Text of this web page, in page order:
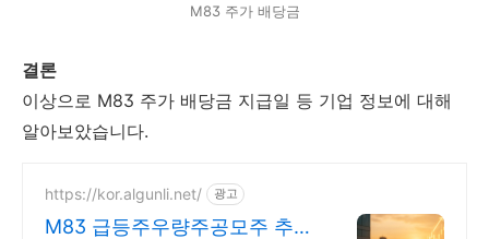
M83 주가 배당금
결론
이상으로 M83 주가 배당금 지급일 등 기업 정보에 대해
알아보았습니다.
https://kor.algunli.net/ 광고
M83 급등주우량주공모주 추